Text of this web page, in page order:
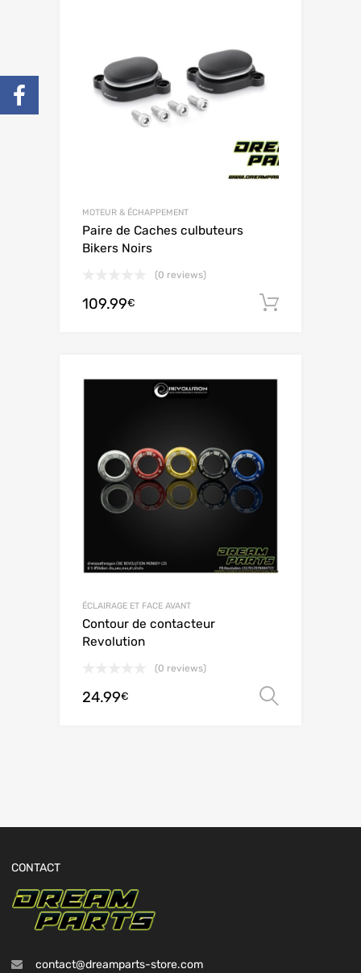
MOTEUR & ÉCHAPPEMENT
Paire de Caches culbuteurs
Bikers Noirs
(0 reviews)
109.99€
ÉCLAIRAGE ET FACE AVANT
Contour de contacteur
Revolution
(0 reviews)
24.99€
CONTACT
contact@dreamparts-store.com